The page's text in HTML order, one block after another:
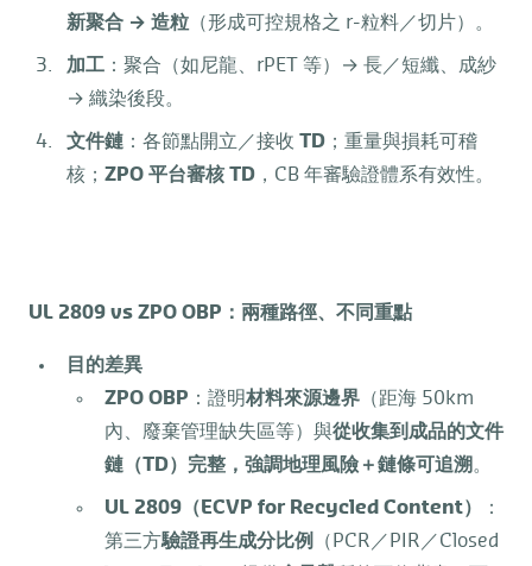
新聚合 → 造粒 （形成可控規格之 r-粒料／切片）。
加工 ：聚合（如尼龍、rPET 等）→ 長／短纖、成紗
→ 織染後段。
文件鏈 ：各節點開立／接收 TD ；重量與損耗可稽
核； ZPO 平台審核TD ，CB 年審驗證體系有效性。
UL 2809 vs ZPO OBP ：兩種路徑、不同重點
目的差異
ZPO OBP ：證明材料來源邊界 （距海 50km
內、廢棄管理缺失區等）與從收集到成品的文件
鏈（TD）完整，強調地理風險＋鏈條可追溯 。
UL 2809 （ECVP for Recycled Content）
：
第三方驗證再生成分比例
（PCR／PIR／Closed